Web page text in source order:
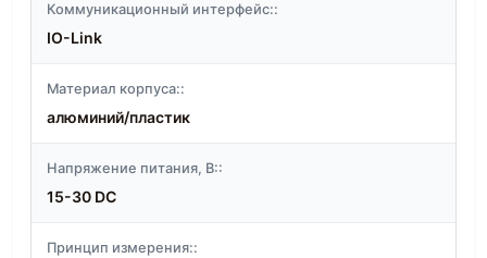
Коммуникационный интерфейс::
IO-Link
Материал корпуса::
алюминий/пластик
Напряжение питания, В::
15-30 DC
Принцип измерения::